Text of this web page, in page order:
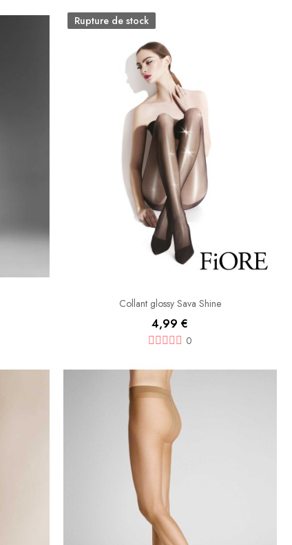
Rupture de stock
Collant glossy Sava Shine
4,99 €
0